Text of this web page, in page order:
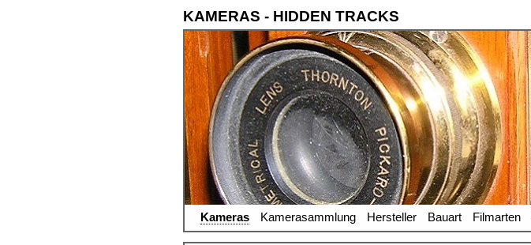
KAMERAS - HIDDEN TRACKS
Kameras Kamerasammlung Hersteller Bauart Filmarten